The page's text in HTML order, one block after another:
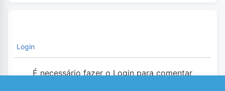
Login
É necessário fazer o Login para comentar